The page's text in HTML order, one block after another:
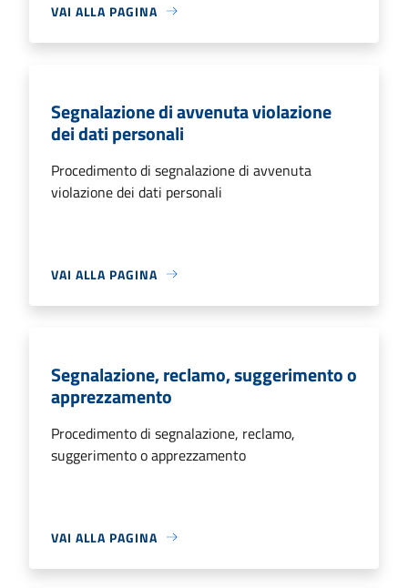
VAI ALLA PAGINA
Segnalazione di avvenuta violazione
dei dati personali
Procedimento di segnalazione di avvenuta
violazione dei dati personali
VAI ALLA PAGINA
Segnalazione, reclamo, suggerimento o
apprezzamento
Procedimento di segnalazione, reclamo,
suggerimento o apprezzamento
VAI ALLA PAGINA